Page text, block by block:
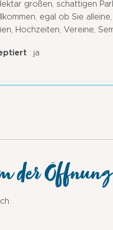
großen, schattigen
egal ob Sie
Hochzeiten, Vereine,
: ja
der Öffnung